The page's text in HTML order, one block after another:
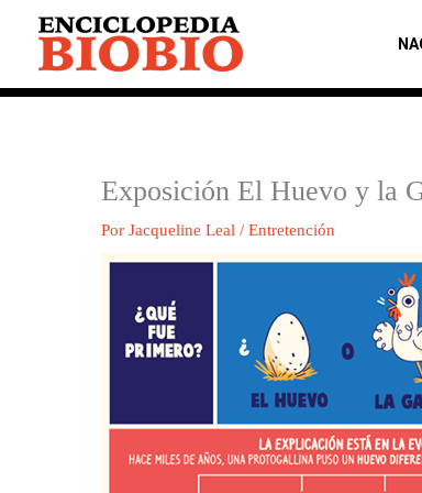
contenido
Exposición El Huevo y la
Por Jacqueline Leal / Entretención